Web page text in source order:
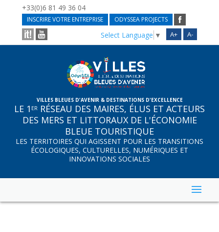
+33(0)6 81 49 36 04
INSCRIRE VOTRE ENTREPRISE ODYSSEA PROJECTS
A+ A-
Select Language ▼
VILLES BLEUES D'AVENIR & DESTINATIONS D'EXCELLENCE
LE 1 ER RÉSEAU DES MAIRES, ÉLUS ET ACTEURS
DES MERS ET LITTORAUX DE L'ÉCONOMIE
BLEUE TOURISTIQUE
LES TERRITOIRES QUI AGISSENT POUR LES TRANSITIONS
ÉCOLOGIQUES, CULTURELLES, NUMÉRIQUES ET
INNOVATIONS SOCIALES